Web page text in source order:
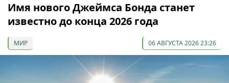
Имя нового Джеймса Бонда станет
известно до конца 2026 года
МИР 06 АВГУСТА 2026 23:26